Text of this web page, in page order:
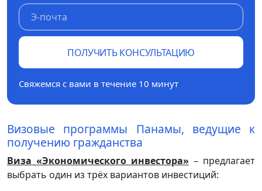
ПОЛУЧИТЬ КОНСУЛЬТАЦИЮ
Свяжемся с вами в течение 10 минут
Визовые программы Панамы, ведущие к
получению гражданства
Виза «Экономического инвестора» – предлагает
выбрать один из трёх вариантов инвестиций: